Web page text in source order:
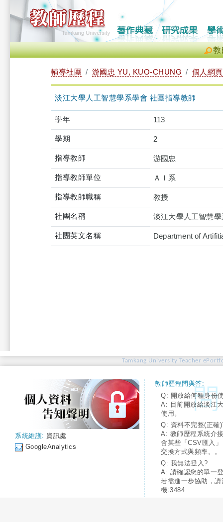
教
輔導社團 游國忠 YU, KUO-CHUNG 個人網頁
淡江大學人工智慧學系學會 社團指導教師
學年 113
學期 2
指導教師 游國忠
指導教師單位 ＡＩ系
指導教師職稱 教授
社團名稱 淡江大學人工智慧
社團英文名稱 Department of
Tamkang University Teacher
系統維護: 資訊處
GoogleAnalytics
教師歷程問與答:
Q: 開放給何種身份
A: 目前開放給淡江
使用。
Q: 資料不完整(正確
A: 教師歷程系統介
含某些「CSV匯入
交換方式與頻率。。
Q: 我無法登入?
A: 請確認您的單一
若需進一步協助，
機:3484